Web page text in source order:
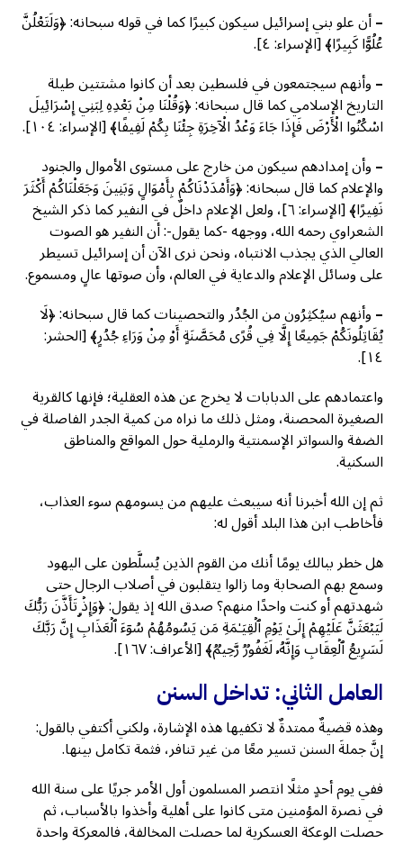
–أن علو بني إسرائيل سيكون كبيرًا كما في قوله سبحانه: ﴿وَلَتَعْلُنَّ
عُلُوًّا كَبِيرًا﴾ [الإسراء: ٤].
–وأنهم سيجتمعون في فلسطين بعد أن كانوا مشتتين طيلة
التاريخ الإسلامي كما قال سبحانه: ﴿وَقُلْنَا مِنْ بَعْدِهِ لِبَنِي إِسْرَائِيلَ
اسْكُنُوا الْأَرْضَ فَإِذَا جَاءَ وَعْدُ الْآخِرَةِ جِئْنَا بِكُمْ لَفِيفًا﴾ [الإسراء: ١٠٤].
–وأن إمدادهم سيكون من خارج على مستوى الأموال والجنود
والإعلام كما قال سبحانه: ﴿وَأَمْدَدْنَاكُمْ بِأَمْوَالٍ وَبَنِينَ وَجَعَلْنَاكُمْ أَكْثَرَ
نَفِيرًا﴾ [الإسراء: ٦]، ولعل الإعلام داخلٌ في النفير كما ذكر الشيخ
الشعراوي رحمه الله، ووجهه -كما يقول-: أن النفير هو الصوت
العالي الذي يجذب الانتباه، ونحن نرى الآن أن إسرائيل تسيطر
على وسائل الإعلام والدعاية في العالم، وأن صوتها عالٍ ومسموع.
–وأنهم سيُكثِرُون من الجُدُر والتحصينات كما قال سبحانه: ﴿لَا
يُقَاتِلُونَكُمْ جَمِيعًا إِلَّا فِي قُرًى مُحَصَّنَةٍ أَوْ مِنْ وَرَاءِ جُدُرٍ﴾ [الحشر:
١٤].
واعتمادهم على الدبابات لا يخرج عن هذه العقلية؛ فإنها كالقرية
الصغيرة المحصنة، ومثل ذلك ما نراه من كمية الجدر الفاصلة في
الضفة والسواتر الإسمنتية والرملية حول المواقع والمناطق
السكنية.
ثم إن الله أخبرنا أنه سيبعث عليهم من يسومهم سوء العذاب،
فأخاطب ابن هذا البلد أقول له:
هل خطر ببالك يومًا أنك من القوم الذين يُسلَّطون على اليهود
وسمع بهم الصحابة وما زالوا يتقلبون في أصلاب الرجال حتى
شهدتهم أو كنت واحدًا منهم؟ صدق الله إذ يقول: ﴿وَإِذۡ تَأَذَّنَ رَبُّكَ
لَیَبۡعَثَنَّ عَلَیۡهِمۡ إِلَىٰ یَوۡمِ ٱلۡقِیَـٰمَةِ مَن یَسُومُهُمۡ سُوۤءَ ٱلۡعَذَابِۗ إِنَّ رَبَّكَ
لَسَرِیعُ ٱلۡعِقَابِ وَإِنَّهُۥ لَغَفُورࣱ رَّحِیمࣱ﴾ [الأعراف: ١٦٧].
العامل الثاني: تداخل السنن
وهذه قضيةٌ ممتدةٌ لا تكفيها هذه الإشارة، ولكني أكتفي بالقول:
إنَّ جملةَ السنن تسير معًا من غير تنافر، فثمة تكامل بينها.
ففي يوم أحدٍ مثلًا انتصر المسلمون أول الأمر جريًا على سنة الله
في نصرة المؤمنين متى كانوا على أهلية وأخذوا بالأسباب، ثم
حصلت الوعكة العسكرية لما حصلت المخالفة، فالمعركة واحدة